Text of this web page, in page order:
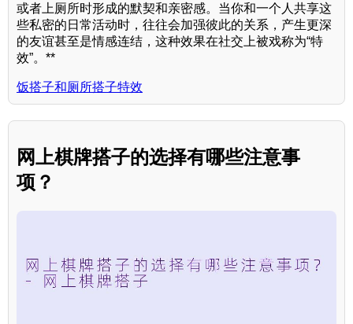
或者上厕所时形成的默契和亲密感。当你和一个人共享这
些私密的日常活动时，往往会加强彼此的关系，产生更深
的友谊甚至是情感连结，这种效果在社交上被戏称为“特
效”。**
饭搭子和厕所搭子特效
网上棋牌搭子的选择有哪些注意事
项？